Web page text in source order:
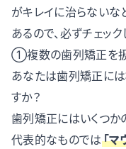
がキレイに治らないな
あるので、必ずチェック
①複数の歯列矯正を
あなたは歯列矯正には
すか？
歯列矯正にはいくつか
代表的なものでは「マ